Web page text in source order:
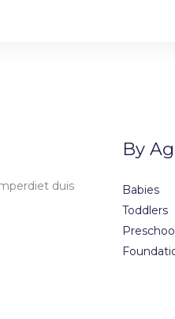
duis
By
Babies
Toddlers